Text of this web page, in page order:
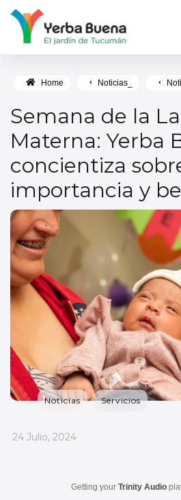
Home Noticias_
Semana de la
Materna: Yerba
concientiza
importancia y
Noticias Servicios
_
24 Julio, 2024
Getting your Trinity Audio